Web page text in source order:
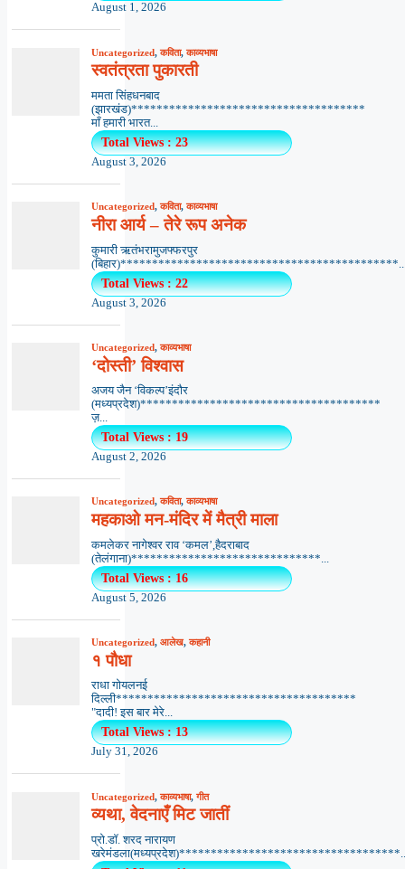
August 1, 2026
Uncategorized,कविता,काव्यभाषा
स्वतंत्रता पुकारती
ममता सिंहधनबाद
(झारखंड)*************************************
माँ हमारी भारत...
Total Views : 23
August 3, 2026
Uncategorized,कविता,काव्यभाषा
नीरा आर्य – तेरे रूप अनेक
कुमारी ऋतंभरामुजफ्फरपुर
Total Views : 22
August 3, 2026
Uncategorized,काव्यभाषा
‘दोस्ती’ विश्वास
अजय जैन ‘विकल्प’इंदौर
(मध्यप्रदेश)**************************************
ज़...
Total Views : 19
August 2, 2026
Uncategorized,कविता,काव्यभाषा
महकाओ मन-मंदिर में मैत्री माला
कमलेकर नागेश्वर राव ‘कमल’,हैदराबाद
(तेलंगाना)******************************...
Total Views : 16
August 5, 2026
Uncategorized, आलेख,कहानी
१ पौधा
राधा गोयलनई
दिल्ली**************************************
"दादी! इस बार मेरे...
Total Views : 13
July 31, 2026
Uncategorized,काव्यभाषा,गीत
व्यथा, वेदनाएँ मिट जातीं
प्रो.डॉ. शरद नारायण